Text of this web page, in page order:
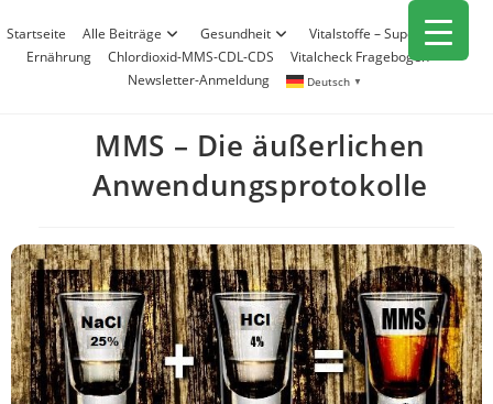
Inhalt
springen
Startseite Alle Beiträge Gesundheit
Vitalstoffe – Superfood
Ernährung
Chlordioxid-MMS-CDL-CDS
Vitalcheck Fragebogen
Newsletter-Anmeldung
Deutsch ▼
MMS – Die äußerlichen
Anwendungsprotokolle